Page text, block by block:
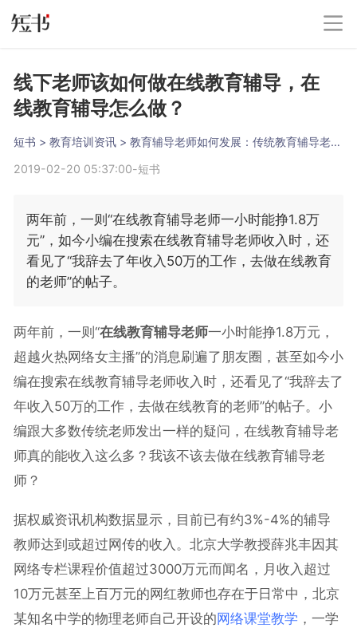
线下老师该如何做在线教育辅导，在
线教育辅导怎么做？
短书 > 教育培训资讯 >
教育辅导老师如何发展：传统教育辅导老师发展的正确之路
2019-02-20 05:37:00-短书
两年前，一则“在线教育辅导老师一小时能挣1.8万
元”，如今小编在搜索在线教育辅导老师收入时，还
看见了“我辞去了年收入50万的工作，去做在线教育
的老师”的帖子。
两年前，一则“在线教育辅导老师一小时能挣1.8万元，
超越火热网络女主播”的消息刷遍了朋友圈，甚至如今小
编在搜索在线教育辅导老师收入时，还看见了“我辞去了
年收入50万的工作，去做在线教育的老师”的帖子。小
编跟大多数传统老师发出一样的疑问，在线教育辅导老
师真的能收入这么多？我该不该去做在线教育辅导老
师？
据权威资讯机构数据显示，目前已有约3%-4%的辅导
教师达到或超过网传的收入。北京大学教授薛兆丰因其
网络专栏课程价值超过3000万元而闻名，月收入超过
10万元甚至上百万元的网红教师也存在于日常中，北京
某知名中学的物理老师自己开设的网络课堂教学 ，一学